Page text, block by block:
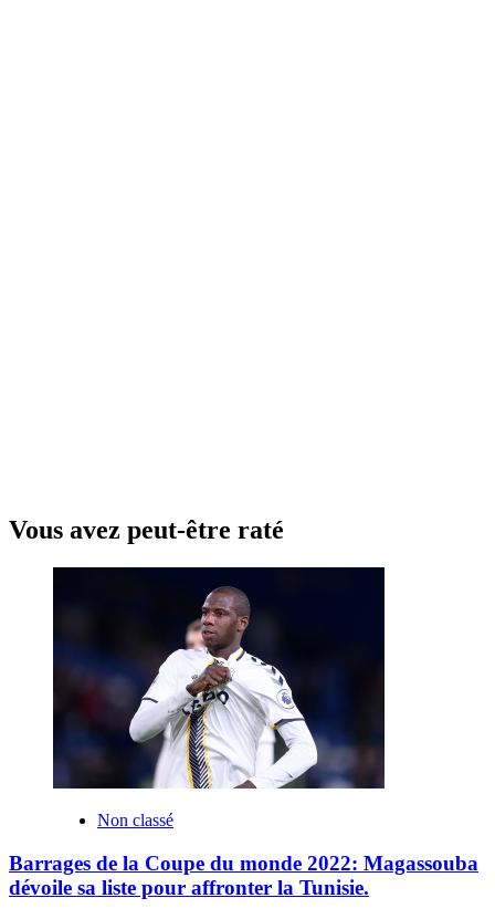
Vous avez peut-être raté
Non classé
Barrages de la Coupe du monde 2022: Magassouba
dévoile sa liste pour affronter la Tunisie.